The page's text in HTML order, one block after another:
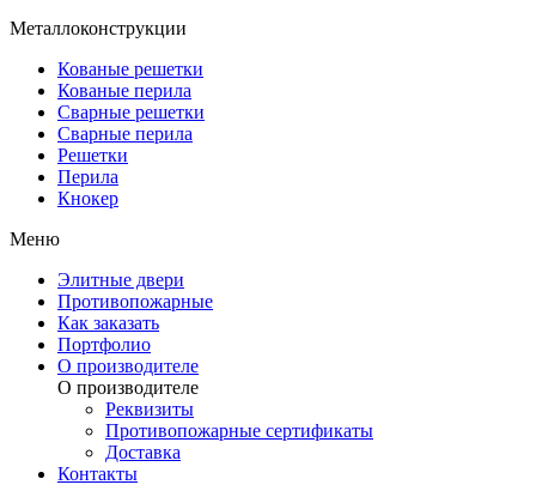
Металлоконструкции
Кованые решетки
Кованые перила
Сварные решетки
Сварные перила
Решетки
Перила
Кнокер
Меню
Элитные двери
Противопожарные
Как заказать
Портфолио
О производителе
О производителе
Реквизиты
Противопожарные сертификаты
Доставка
Контакты